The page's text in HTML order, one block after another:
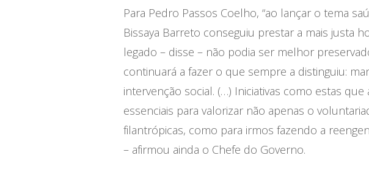
Para Pedro Passos Coelho, “ao lançar o tema
Bissaya Barreto conseguiu prestar a mais justa
legado – disse – não podia ser melhor
continuará a fazer o que sempre a distinguiu:
intervenção social. (…) Iniciativas como estas
essenciais para valorizar não apenas o
filantrópicas, como para irmos fazendo a
– afirmou ainda o Chefe do Governo.